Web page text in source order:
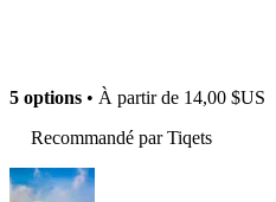
5 options • À partir de 14,00 $US
Recommandé par Tiqets